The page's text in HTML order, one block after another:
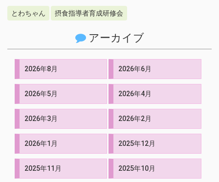
とわちゃん 摂食指導者育成研修会
アーカイブ
2026年8月 2026年6月
2026年5月 2026年4月
2026年3月 2026年2月
2026年1月 2025年12月
2025年11月 2025年10月